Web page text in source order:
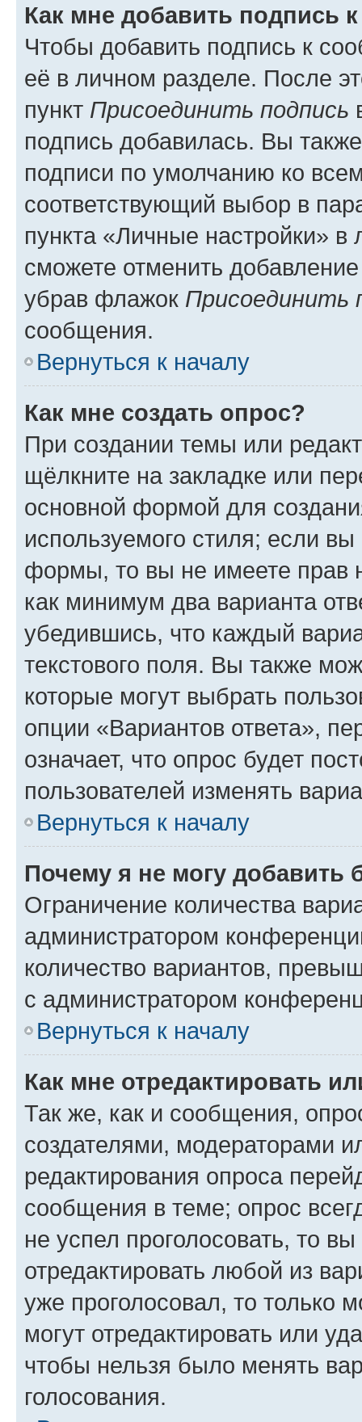
Как мне добавить подпись
Чтобы добавить подпись к
её в личном разделе. После
пункт Присоединить подпись
подпись добавилась. Вы
подписи по умолчанию ко
соответствующий выбор в
пункта «Личные настройки»
сможете отменить
убрав флажок Присоединить
сообщения.
Вернуться к началу
Как мне создать опрос?
При создании темы или
щёлкните на закладке или
основной формой для
используемого стиля; если
формы, то вы не имеете прав
как минимум два варианта
убедившись, что каждый
текстового поля. Вы также
которые могут выбрать
опции «Вариантов ответа»,
означает, что опрос будет
пользователей изменять
Вернуться к началу
Почему я не могу добавить
Ограничение количества
администратором
количество вариантов,
с администратором
Вернуться к началу
Как мне отредактировать
Так же, как и сообщения,
создателями, модераторами
редактирования опроса
сообщения в теме; опрос
не успел проголосовать, то
отредактировать любой из
уже проголосовал, то только
могут отредактировать или
чтобы нельзя было менять
голосования.